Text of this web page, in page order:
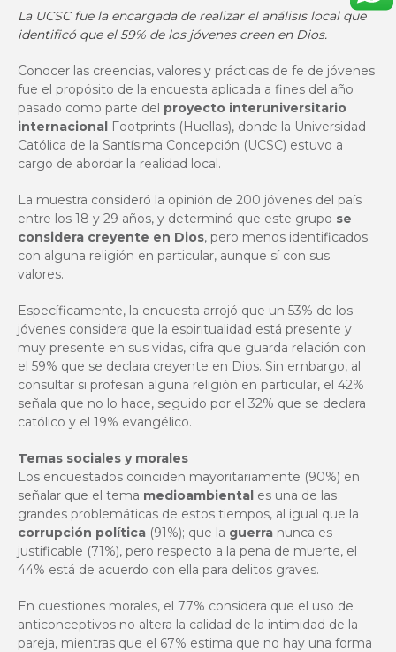
La UCSC fue la encargada de realizar el análisis local que
identificó que el 59% de los jóvenes creen en Dios.
Conocer las creencias, valores y prácticas de fe de jóvenes
fue el propósito de la encuesta aplicada a fines del año
pasado como parte del proyecto interuniversitario
internacional Footprints (Huellas), donde la Universidad
Católica de la Santísima Concepción (UCSC) estuvo a
cargo de abordar la realidad local.
La muestra consideró la opinión de 200 jóvenes del país
entre los 18 y 29 años, y determinó que este grupo se
considera creyente en Dios, pero menos identificados
con alguna religión en particular, aunque sí con sus
valores.
Específicamente, la encuesta arrojó que un 53% de los
jóvenes considera que la espiritualidad está presente y
muy presente en sus vidas, cifra que guarda relación con
el 59% que se declara creyente en Dios. Sin embargo, al
consultar si profesan alguna religión en particular, el 42%
señala que no lo hace, seguido por el 32% que se declara
católico y el 19% evangélico.
Temas sociales y morales
Los encuestados coinciden mayoritariamente (90%) en
señalar que el tema medioambiental es una de las
grandes problemáticas de estos tiempos, al igual que la
corrupción política (91%); que la guerra nunca es
justificable (71%), pero respecto a la pena de muerte, el
44% está de acuerdo con ella para delitos graves.
En cuestiones morales, el 77% considera que el uso de
anticonceptivos no altera la calidad de la intimidad de la
pareja, mientras que el 67% estima que no hay una forma